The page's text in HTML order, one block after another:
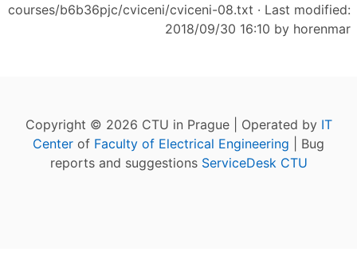
courses/b6b36pjc/cviceni/cviceni-08.txt · Last modified:
2018/09/30 16:10 by horenmar
Copyright © 2026 CTU in Prague | Operated by IT
Center of Faculty of Electrical Engineering | Bug
reports and suggestions ServiceDesk CTU